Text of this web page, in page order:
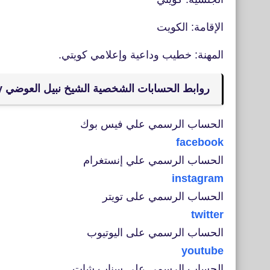
الإقامة: الكويت
المهنة: خطيب وداعية وإعلامي كويتي.
روابط الحسابات الشخصية الشيخ نبيل العوضي nabilalawadhy
الحساب الرسمي علي فيس بوك
facebook
الحساب الرسمي علي إنستغرام
instagram
الحساب الرسمي على تويتر
twitter
الحساب الرسمي على اليوتيوب
youtube